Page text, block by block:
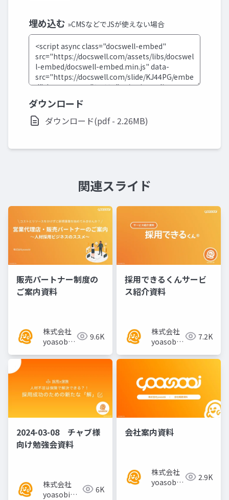
埋め込む »CMSなどでJSが使えない場合
ダウンロード
ダウンロード(pdf - 2.26MB)
関連スライド
販売パートナー制度の
ご案内資料
株式会社
yoasobi
ナー様
9.6K
採用できるくんサービ
ス紹介資料
株式会社
yoasobi
ナー様
7.2K
2024-03-08 チャブ様
向け勉強会資料
株式会社
yoasobi／
6K
会社案内資料
株式会社
yoasobi
2.9K